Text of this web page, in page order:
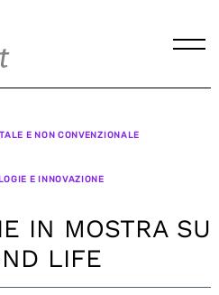
E NON CONVENZIONALE
E INNOVAZIONE
IN MOSTRA SU
LIFE